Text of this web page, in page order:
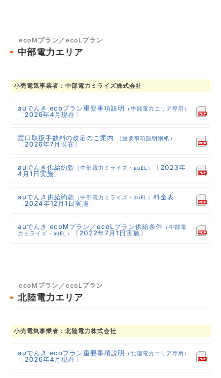
ecoMプラン／ecoLプラン
中部電力エリア
小売電気事業者：中部電力ミライズ株式会社
auでんき ecoプラン重要事項説明 （中部電力エリア専用）
〔2026年4月現在〕
窓口取扱手数料の改定のご案内 （重要事項説明別紙）
〔2026年7月現在〕
auでんき供給約款 （中部電力ミライズ・auEL）
〔2023年
4月1日実施〕
auでんき供給約款 （中部電力ミライズ・auEL）料金表
〔2024年12月1日実施〕
auでんき ecoMプラン／ecoLプラン供給条件 （中部電
力ミライズ・auEL）
〔2022年7月1日実施〕
ecoMプラン／ecoLプラン
北陸電力エリア
小売電気事業者：北陸電力株式会社
auでんき ecoプラン重要事項説明 （北陸電力エリア専用）
〔2026年4月現在〕